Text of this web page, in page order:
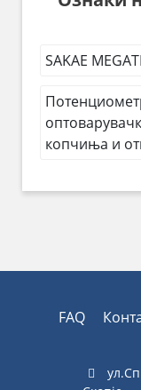
SAKAE
копчиња и
FAQ